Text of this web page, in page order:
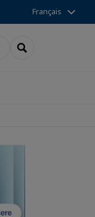
Français
RECHERCHER